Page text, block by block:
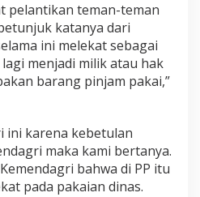
pelantikan teman-teman
katanya dari
ini melekat sebagai
menjadi milik atau hak
barang pinjam pakai,”
ini karena kebetulan
maka kami bertanya.
bahwa di PP itu
pada pakaian dinas.